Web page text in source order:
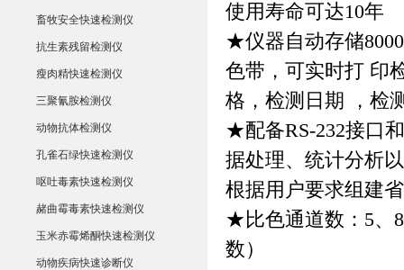
畜牧安全快速检测仪
抗生素残留检测仪
瘦肉精快速检测仪
三聚氰胺检测仪
动物抗体检测仪
孔雀石绿快速检测仪
呕吐毒素快速检测仪
赭曲霉毒素快速检测仪
玉米赤霉烯酮快速检测仪
动物疾病快速诊断仪
使用寿命可达10年
★仪器自动存储
色带，可实时打 印
格，检测日期 ，检
★配备RS-232接口
据处理、统计分析
根据用户要求组建
★比色通道数：5、
数）